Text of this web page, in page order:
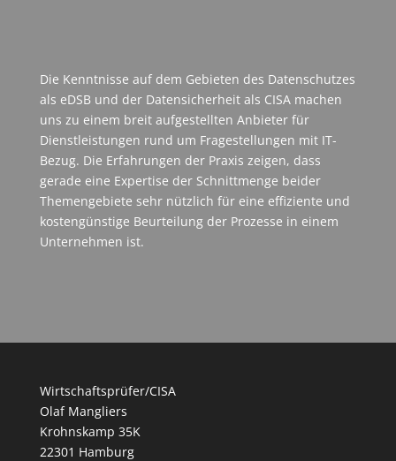
Die Kenntnisse auf dem Gebieten des Datenschutzes
als eDSB und der Datensicherheit als CISA machen
uns zu einem breit aufgestellten Anbieter für
Dienstleistungen rund um Fragestellungen mit IT-
Bezug. Die Erfahrungen der Praxis zeigen, dass
gerade eine Expertise der Schnittmenge beider
Themengebiete sehr nützlich für eine effiziente und
kostengünstige Beurteilung der Prozesse in einem
Unternehmen ist.
Wirtschaftsprüfer/CISA
Olaf Mangliers
Krohnskamp 35K
22301 Hamburg